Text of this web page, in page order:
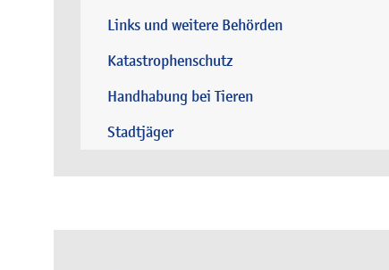
Links und weitere Behörden
Katastrophenschutz
Handhabung bei Tieren
Stadtjäger